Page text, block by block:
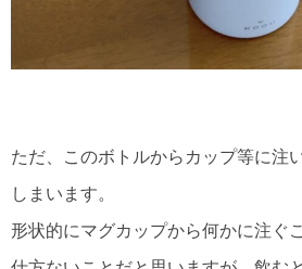
ただ、このボトルからカップ等に注
しまいます。
形状的にマグカップから何かに注ぐ